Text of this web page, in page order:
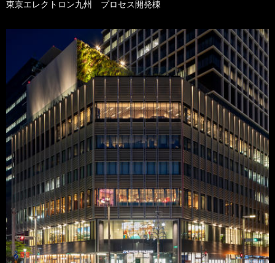
東京エレクトロン九州 プロセス開発棟